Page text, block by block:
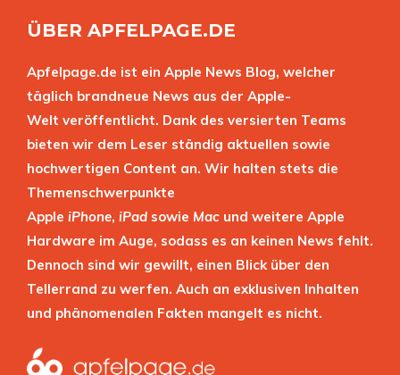
ÜBER APFELPAGE.DE
Apfelpage.de ist ein Apple News Blog, welcher
täglich brandneue News aus der Apple-
Welt veröffentlicht. Dank des versierten Teams
bieten wir dem Leser ständig aktuellen sowie
hochwertigen Content an. Wir halten stets die
Themenschwerpunkte
Apple iPhone, iPad sowie Mac und weitere Apple
Hardware im Auge, sodass es an keinen News fehlt.
Dennoch sind wir gewillt, einen Blick über den
Tellerrand zu werfen. Auch an exklusiven Inhalten
und phänomenalen Fakten mangelt es nicht.